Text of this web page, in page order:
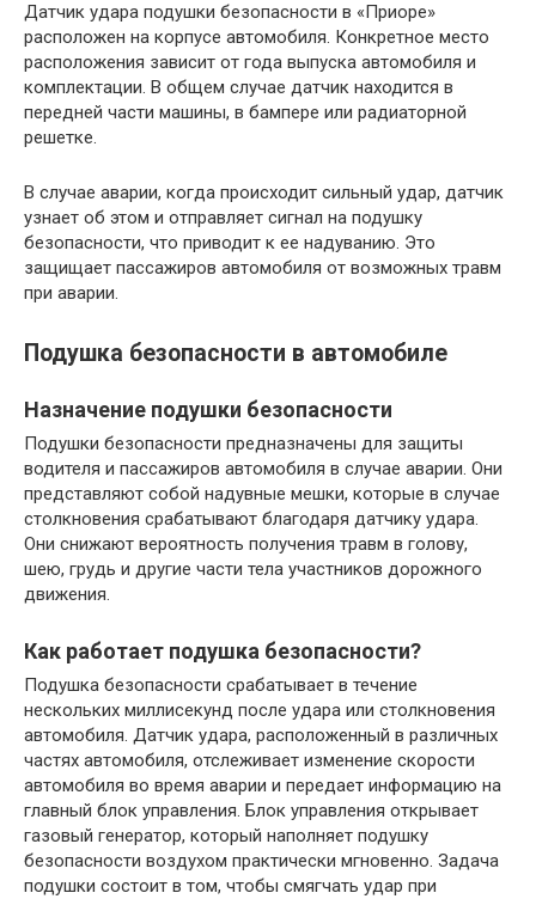
Датчик удара подушки безопасности в «Приоре»
расположен на корпусе автомобиля. Конкретное место
расположения зависит от года выпуска автомобиля и
комплектации. В общем случае датчик находится в
передней части машины, в бампере или радиаторной
решетке.
В случае аварии, когда происходит сильный удар, датчик
узнает об этом и отправляет сигнал на подушку
безопасности, что приводит к ее надуванию. Это
защищает пассажиров автомобиля от возможных травм
при аварии.
Подушка безопасности в автомобиле
Назначение подушки безопасности
Подушки безопасности предназначены для защиты
водителя и пассажиров автомобиля в случае аварии. Они
представляют собой надувные мешки, которые в случае
столкновения срабатывают благодаря датчику удара.
Они снижают вероятность получения травм в голову,
шею, грудь и другие части тела участников дорожного
движения.
Как работает подушка безопасности?
Подушка безопасности срабатывает в течение
нескольких миллисекунд после удара или столкновения
автомобиля. Датчик удара, расположенный в различных
частях автомобиля, отслеживает изменение скорости
автомобиля во время аварии и передает информацию на
главный блок управления. Блок управления открывает
газовый генератор, который наполняет подушку
безопасности воздухом практически мгновенно. Задача
подушки состоит в том, чтобы смягчать удар при